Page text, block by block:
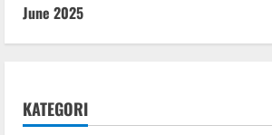
June 2025
KATEGORI